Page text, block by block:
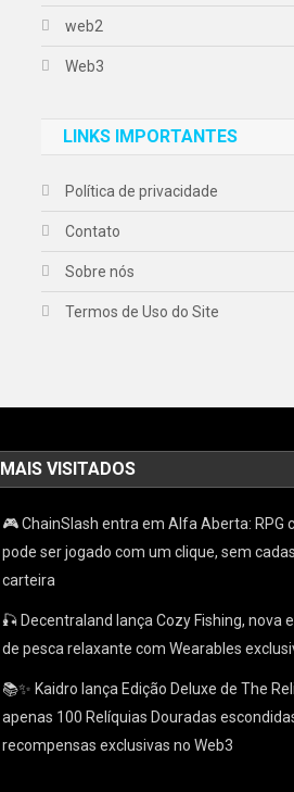
web2
Web3
LINKS IMPORTANTES
Política de privacidade
Contato
Sobre nós
Termos de Uso do Site
MAIS VISITADOS
🎮 ChainSlash entra em Alfa Aberta: RPG
pode ser jogado com um clique, sem
carteira
🎣 Decentraland lança Cozy Fishing, nova
de pesca relaxante com Wearables
📚✨ Kaidro lança Edição Deluxe de The
apenas 100 Relíquias Douradas
recompensas exclusivas no Web3